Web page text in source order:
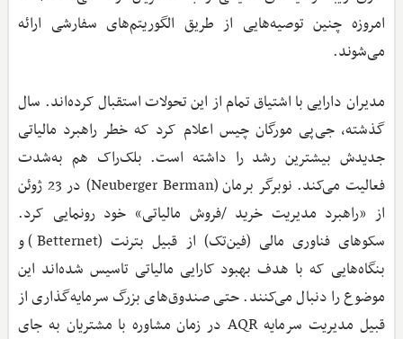
امروزه چنین توصیه‌‌هایی از طریق الگوریتم‌های سفارشی ارائه
می‌شوند.
مدیران دارایی با اشتیاق تمام از این تحولات استقبال کرده‌اند. سال
گذشته، جی‌پی مورگان چیس اعلام کرد که خطر راهبرد مالیاتی
جدیدش بیشترین رشد را داشته است. بلک‌راک هم به‌شدت
فعالیت می‌کند. نوبرگر برمان (Neuberger Berman) در 23 ژوئن
از «راهبرد مدیریت خرید /فروش مالیاتی» خود رونمایی کرد.
سکوهای فناوری مالی (فین‌تک) از قبیل بترنت (Betternet) و
بنگاه‌‌هایی که با هدف بهبود کارایی مالیاتی تاسیس شده‌اند این
موضوع را دنبال می‌کنند. حتی صندوق‌های بزرگ سرمایه‌گذاری از
قبیل مدیریت سرمایه‌ AQR در زمان مشاوره با مشتریان به جای